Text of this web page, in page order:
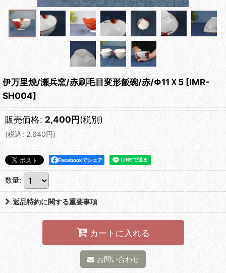
伊万里焼/瀬兵窯/赤刷毛目変形飯碗/赤/Φ11Ｘ5 [IMR-
SH004]
販売価格: 2,400円(税別)
(税込: 2,640円)
Facebookでシェア
数量:
返品特約に関する重要事項
カートに入れる
お問い合わせ